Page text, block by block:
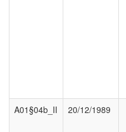
A01§04b_II
20/12/1989